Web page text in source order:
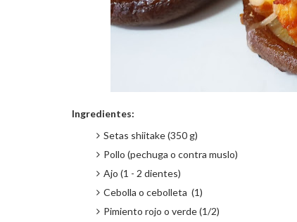
Ingredientes:
Setas shiitake (350 g)
Pollo (pechuga o contra muslo)
Ajo (1 - 2 dientes)
Cebolla o cebolleta (1)
Pimiento rojo o verde (1/2)